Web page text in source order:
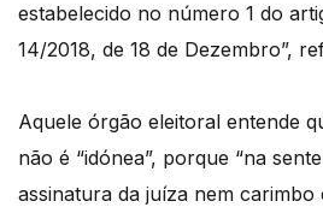
estabelecido no número 1 do
14/2018, de 18 de Dezembro”,
Aquele órgão eleitoral entende
não é “idónea”, porque “na
assinatura da juíza nem